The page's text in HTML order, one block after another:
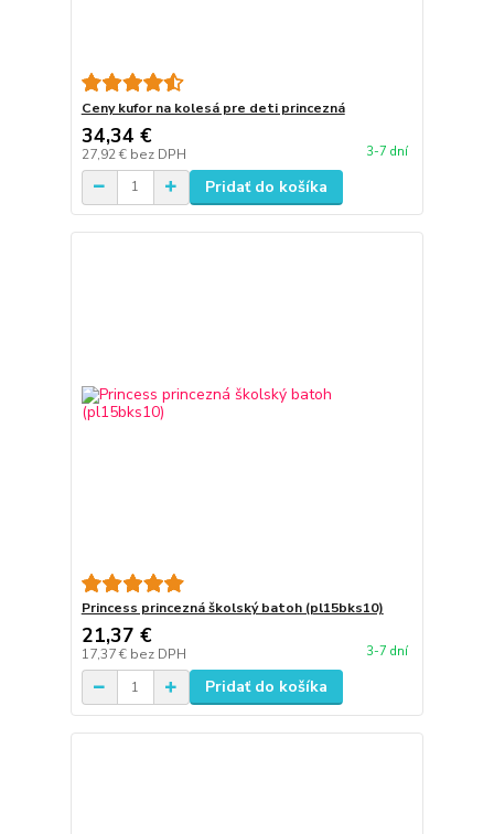
Ceny kufor na kolesá pre deti princezná
34,34 €
27,92 € bez DPH 3-7 dní
Pridať do košíka
Princess princezná školský batoh (pl15bks10)
21,37 €
17,37 € bez DPH 3-7 dní
Pridať do košíka